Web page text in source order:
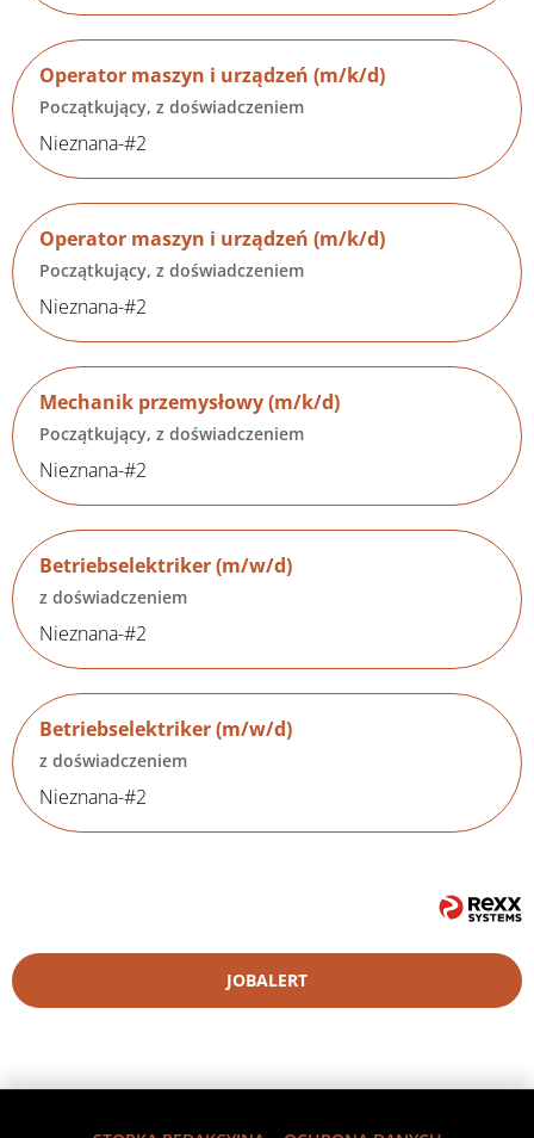
Operator maszyn i urządzeń (m/k/d)
Początkujący, z doświadczeniem
Nieznana-#2
Operator maszyn i urządzeń (m/k/d)
Początkujący, z doświadczeniem
Nieznana-#2
Mechanik przemysłowy (m/k/d)
Początkujący, z doświadczeniem
Nieznana-#2
Betriebselektriker (m/w/d)
z doświadczeniem
Nieznana-#2
Betriebselektriker (m/w/d)
z doświadczeniem
Nieznana-#2
JOBALERT